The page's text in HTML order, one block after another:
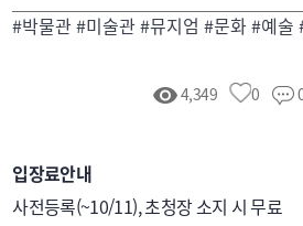
#박물관 #미술관 #뮤지엄 #문화 #예술
4,349 0
입장료안내
사전등록(~10/11), 초청장 소지 시 무료